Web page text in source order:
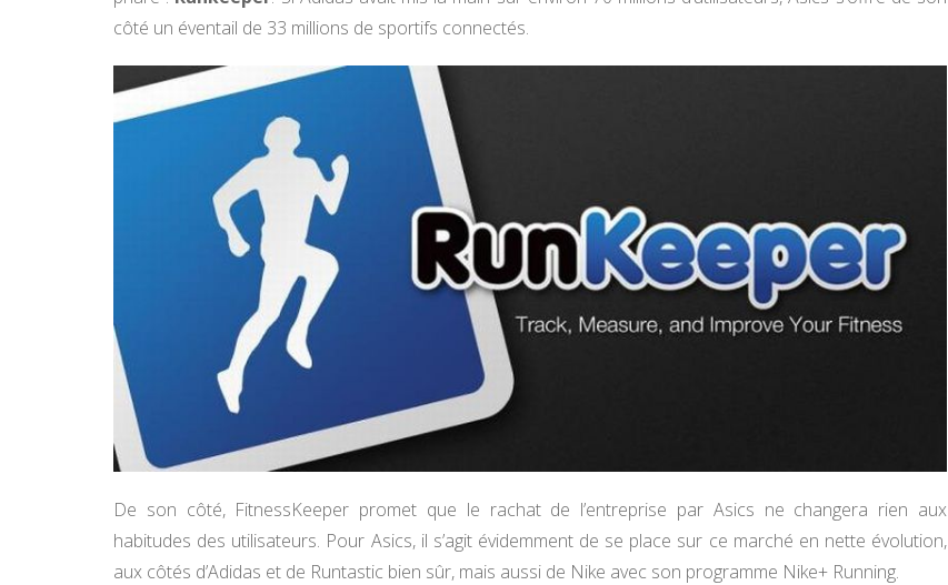
côté un éventail de 33 millions de sportifs connectés.
De son côté, FitnessKeeper promet que le rachat de l’entreprise par Asics ne changera rien aux
habitudes des utilisateurs. Pour Asics, il s’agit évidemment de se place sur ce marché en nette évolution,
aux côtés d’Adidas et de Runtastic bien sûr, mais aussi de Nike avec son programme Nike+ Running.